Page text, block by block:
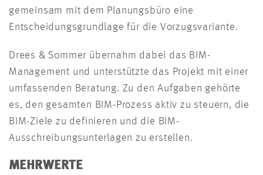
gemeinsam mit dem Planungsbüro eine
Entscheidungsgrundlage für die Vorzugsvariante.
Drees & Sommer übernahm dabei das BIM-
Management und unterstützte das Projekt mit einer
umfassenden Beratung. Zu den Aufgaben gehörte
es, den gesamten BIM-Prozess aktiv zu steuern, die
BIM-Ziele zu definieren und die BIM-
Ausschreibungsunterlagen zu erstellen.
MEHRWERTE